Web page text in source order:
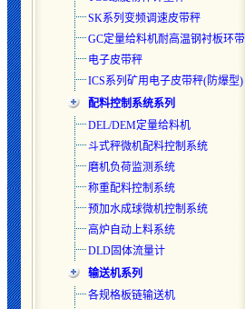
SK系列变频调速皮带秤
GC定量给料机耐高温钢衬板环带
电子皮带秤
ICS系列矿用电子皮带秤(防爆型)
配料控制系统系列
DEL/DEM定量给料机
斗式秤微机配料控制系统
磨机负荷监测系统
称重配料控制系统
预加水成球微机控制系统
高炉自动上料系统
DLD固体流量计
输送机系列
各规格板链输送机